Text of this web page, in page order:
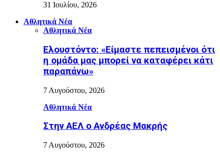
31 Ιουλίου, 2026
Αθλητικά Νέα
Αθλητικά Νέα
Ελουστόντο: «Είμαστε πεπεισμένοι ότι
η ομάδα μας μπορεί να καταφέρει κάτι
παραπάνω»
7 Αυγούστου, 2026
Αθλητικά Νέα
Στην ΑΕΛ ο Ανδρέας Μακρής
7 Αυγούστου, 2026